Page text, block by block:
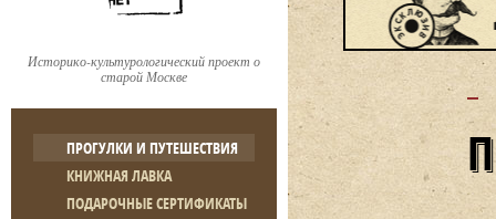
Историко-культурологический проект о
старой Москве
ПРОГУЛКИ И ПУТЕШЕСТВИЯ
КНИЖНАЯ ЛАВКА
ПОДАРОЧНЫЕ СЕРТИФИКАТЫ